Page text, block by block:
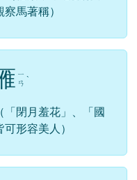
馬著稱）
ㄧ
ㄢ ˋ
閉月羞花」、「國
形容美人）